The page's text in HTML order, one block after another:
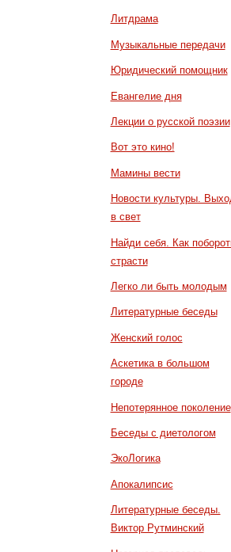
Литдрама
Музыкальные передачи
Юридический помощник
Евангелие дня
Лекции о русской поэзии
Вот это кино!
Мамины вести
Новости культуры.
в свет
Найди себя. Как
страсти
Легко ли быть молодым
Литературные беседы
Женский голос
Аскетика в большом
городе
Непотерянное поколение
Беседы с диетологом
ЭкоЛогика
Апокалипсис
Литературные беседы.
Виктор Рутминский